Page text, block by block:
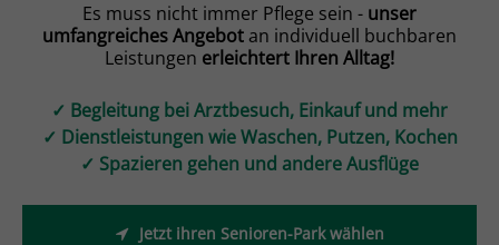
Es muss nicht immer Pflege sein - unser
umfangreiches Angebot an individuell buchbaren
Leistungen erleichtert Ihren Alltag!
✓ Begleitung bei Arztbesuch, Einkauf und mehr
✓ Dienstleistungen wie Waschen, Putzen, Kochen
✓ Spazieren gehen und andere Ausflüge
Jetzt ihren Senioren-Park wählen